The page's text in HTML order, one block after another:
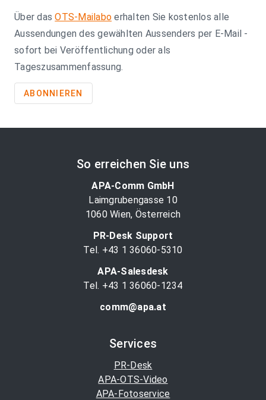
Über dasOTS-Mailabo erhalten Sie kostenlos alle
Aussendungen des gewählten Aussenders per E-Mail -
sofort bei Veröffentlichung oder als
Tageszusammenfassung.
ABONNIEREN
So erreichen Sie uns
APA-Comm GmbH
Laimgrubengasse 10
1060 Wien, Österreich
PR-Desk Support
Tel. +43 1 36060-5310
APA-Salesdesk
Tel. +43 1 36060-1234
comm@apa.at
Services
PR-Desk
APA-OTS-Video
APA-Fotoservice